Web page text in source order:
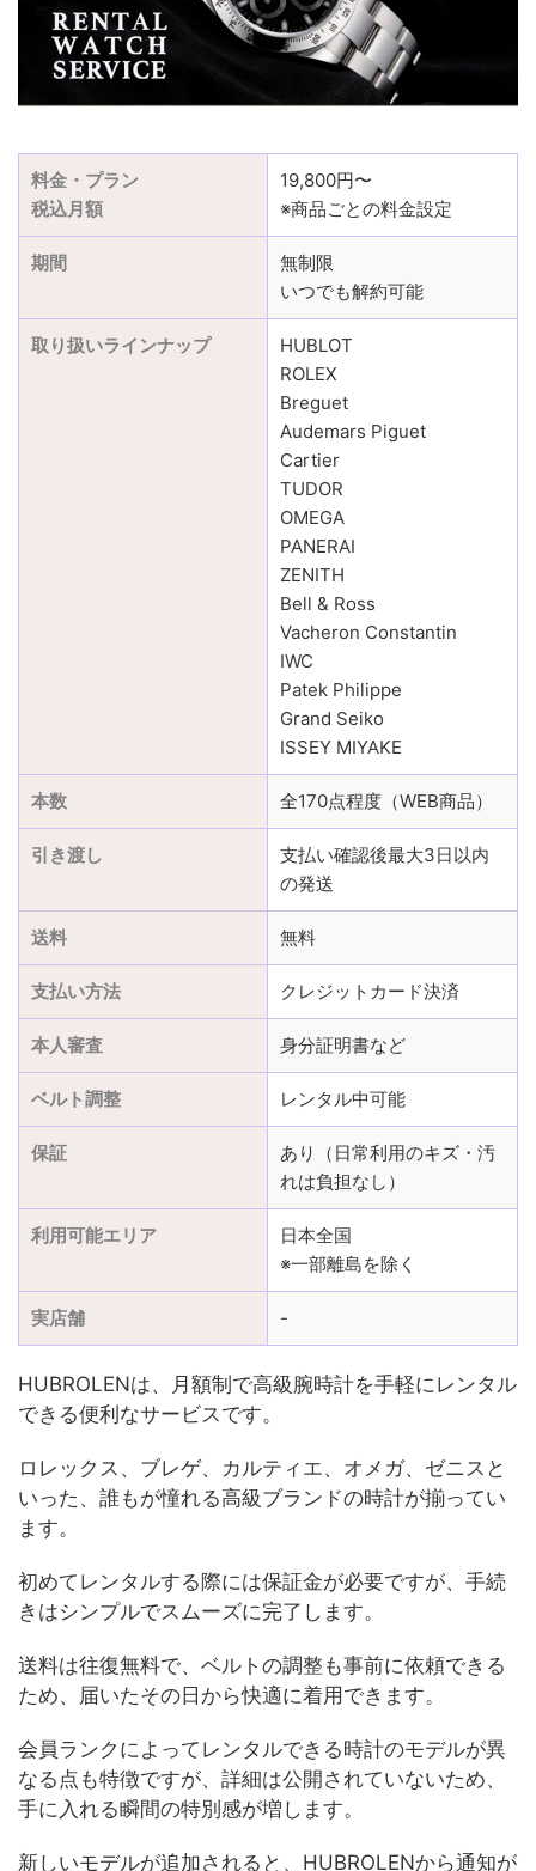
料金・プラン
税込月額
19,800円〜
※商品ごとの料金設定
期間
無制限
いつでも解約可能
取り扱いラインナップ
HUBLOT
ROLEX
Breguet
Audemars Piguet
Cartier
TUDOR
OMEGA
PANERAI
ZENITH
Bell & Ross
Vacheron Constantin
IWC
Patek Philippe
Grand Seiko
ISSEY MIYAKE
本数 全170点程度（WEB商品）
引き渡し
支払い確認後最大3日以内
の発送
送料 無料
支払い方法 クレジットカード決済
本人審査 身分証明書など
ベルト調整 レンタル中可能
保証
あり（日常利用のキズ・汚
れは負担なし）
利用可能エリア
日本全国
※一部離島を除く
実店舗 -
HUBROLENは、月額制で高級腕時計を手軽にレンタル
できる便利なサービスです。
ロレックス、ブレゲ、カルティエ、オメガ、ゼニスと
いった、誰もが憧れる高級ブランドの時計が揃ってい
ます。
初めてレンタルする際には保証金が必要ですが、手続
きはシンプルでスムーズに完了します。
送料は往復無料で、ベルトの調整も事前に依頼できる
ため、届いたその日から快適に着用できます。
会員ランクによってレンタルできる時計のモデルが異
なる点も特徴ですが、詳細は公開されていないため、
手に入れる瞬間の特別感が増します。
新しいモデルが追加されると、HUBROLENから通知が